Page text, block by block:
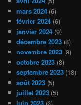
mars 2024 (6)
février 2024 (6)
janvier 2024 (9)
décembre 2023 (8)
novembre 2023 (9)
octobre 2023 (8)
septembre 2023 (18)
août 2023 (5)
juillet 2023 (5)
juin 2023 (3)